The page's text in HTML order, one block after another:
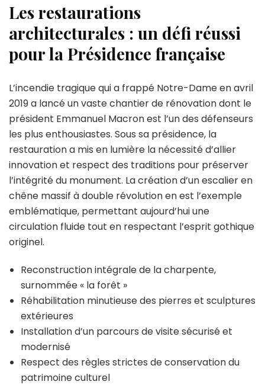
Les restaurations
architecturales : un défi réussi
pour la Présidence française
L’incendie tragique qui a frappé Notre-Dame en avril
2019 a lancé un vaste chantier de rénovation dont le
président Emmanuel Macron est l’un des défenseurs
les plus enthousiastes. Sous sa présidence, la
restauration a mis en lumière la nécessité d’allier
innovation et respect des traditions pour préserver
l’intégrité du monument. La création d’un escalier en
chêne massif à double révolution en est l’exemple
emblématique, permettant aujourd’hui une
circulation fluide tout en respectant l’esprit gothique
originel.
Reconstruction intégrale de la charpente,
surnommée « la forêt »
Réhabilitation minutieuse des pierres et sculptures
extérieures
Installation d’un parcours de visite sécurisé et
modernisé
Respect des règles strictes de conservation du
patrimoine culturel